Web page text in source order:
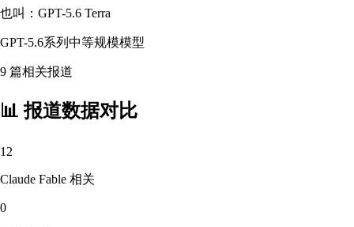
也叫： GPT-5.6 Terra
GPT-5.6系列中等规模模型
9 篇相关报道
📊 报道数据对比
12
Claude Fable 相关
0